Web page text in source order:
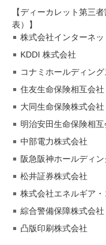
【ディーカレット第三
表）】
株式会社インターネ
KDDI 株式会社
コナミホールディン
住友生命保険相互会社
大同生命保険株式会社
明治安田生命保険相互
中部電力株式会社
阪急阪神ホールディ
松井証券株式会社
株式会社エネルギア
綜合警備保障株式会社
凸版印刷株式会社